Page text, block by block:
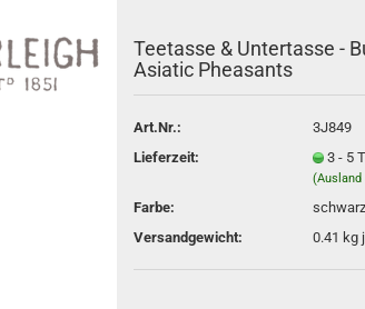
Konto erstellen
Teetasse & Untertasse -
Asiatic Pheasants
Art.Nr.:
3J849
Lieferzeit:
3 - 5
(Ausland
Farbe:
schwarz
Versandgewicht:
0.41 kg